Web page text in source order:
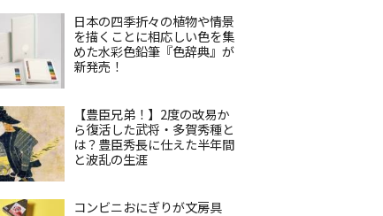
日本の四季折々の植物や情景
を描くことに相応しい色を集
めた水彩色鉛筆『色辞典』が
新発売！
【豊臣兄弟！】2度の改易か
ら復活した武将・多賀秀種と
は？豊臣秀長に仕えた半年間
と波乱の生涯
コンビニおにぎりが文房具